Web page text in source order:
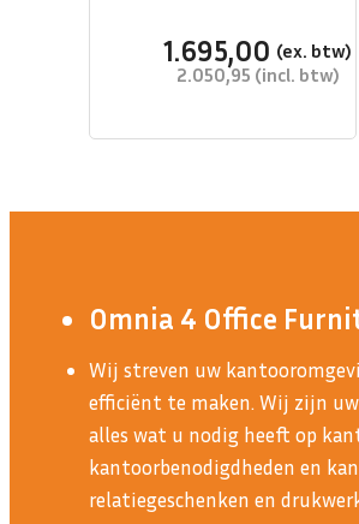
1.695,00
2.050,95
Omnia 4 Office
Wij streven uw
efficiënt te maken. Wij zijn
alles wat u nodig heeft op
kantoorbenodigdheden en
relatiegeschenken en